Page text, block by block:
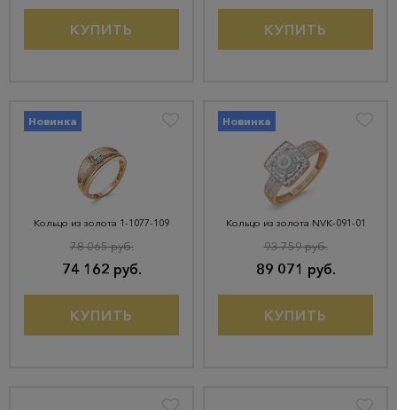
КУПИТЬ КУПИТЬ
Новинка
Кольцо из золота 1-1077-109
74 162 руб.
78 065 руб.
КУПИТЬ
Новинка
Кольцо из золота NVК-091-01
89 071 руб.
93 759 руб.
КУПИТЬ